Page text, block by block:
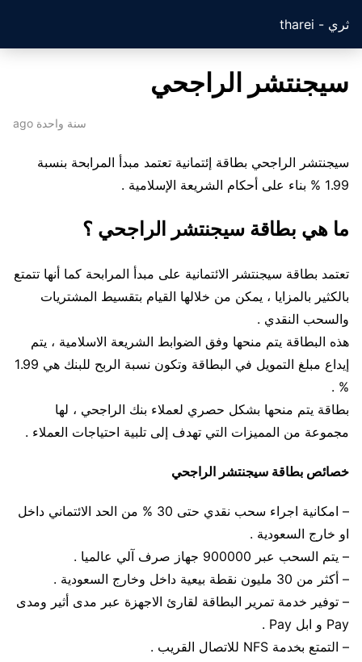
ثري - tharei
سيجنتشر الراجحي
سنة واحدة ago
سيجنتشر الراجحي بطاقة إئتمانية تعتمد مبدأ المرابحة بنسبة
1.99 % بناء على أحكام الشريعة الإسلامية .
ما هي بطاقة سيجنتشر الراجحي ؟
تعتمد بطاقة سيجنتشر الائتمانية على مبدأ المرابحة كما أنها تتمتع
بالكثير بالمزايا ، يمكن من خلالها القيام بتقسيط المشتريات
والسحب النقدي .
هذه البطاقة يتم منحها وفق الضوابط الشريعة الاسلامية ، يتم
إيداع مبلغ التمويل في البطاقة وتكون نسبة الربح للبنك هي 1.99
% .
بطاقة يتم منحها بشكل حصري لعملاء بنك الراجحي ، لها
مجموعة من المميزات التي تهدف إلى تلبية احتياجات العملاء .
خصائص بطاقة سيجنتشر الراجحي
– امكانية اجراء سحب نقدي حتى 30 % من الحد الائتماني داخل
او خارج السعودية .
– يتم السحب عبر 900000 جهاز صرف آلي عالميا .
– أكثر من 30 مليون نقطة بيعية داخل وخارج السعودية .
– توفير خدمة تمرير البطاقة لقارئ الاجهزة عبر مدى أثير ومدى
Pay و ابل Pay .
– التمتع بخدمة NFS للاتصال القريب .